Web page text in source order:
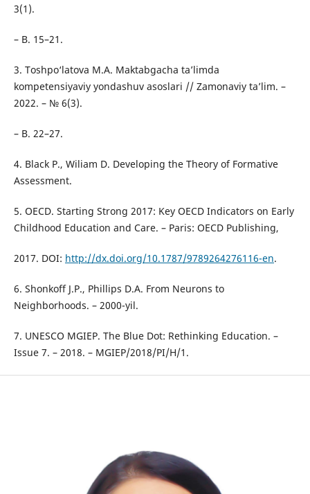
3(1).
– B. 15–21.
3. Toshpo‘latova M.A. Maktabgacha ta’limda
kompetensiyaviy yondashuv asoslari // Zamonaviy ta’lim. –
2022. – № 6(3).
– B. 22–27.
4. Black P., Wiliam D. Developing the Theory of Formative
Assessment.
5. OECD. Starting Strong 2017: Key OECD Indicators on Early
Childhood Education and Care. – Paris: OECD Publishing,
2017. DOI: http://dx.doi.org/10.1787/9789264276116-en.
6. Shonkoff J.P., Phillips D.A. From Neurons to
Neighborhoods. – 2000-yil.
7. UNESCO MGIEP. The Blue Dot: Rethinking Education. –
Issue 7. – 2018. – MGIEP/2018/PI/H/1.